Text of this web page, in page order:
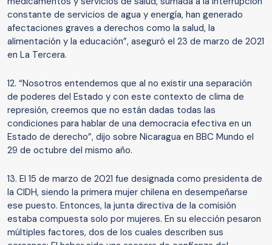
constante de servicios de agua y energía, han generado
afectaciones graves a derechos como la salud, la
alimentación y la educación”, aseguró el 23 de marzo de 2021
en La Tercera.
12. “Nosotros entendemos que al no existir una separación
de poderes del Estado y con este contexto de clima de
represión, creemos que no están dadas todas las
condiciones para hablar de una democracia efectiva en un
Estado de derecho”, dijo sobre Nicaragua en BBC Mundo el
29 de octubre del mismo año.
13. El 15 de marzo de 2021 fue designada como presidenta de
la CIDH, siendo la primera mujer chilena en desempeñarse
ese puesto. Entonces, la junta directiva de la comisión
estaba compuesta solo por mujeres. En su elección pesaron
múltiples factores, dos de los cuales describen sus